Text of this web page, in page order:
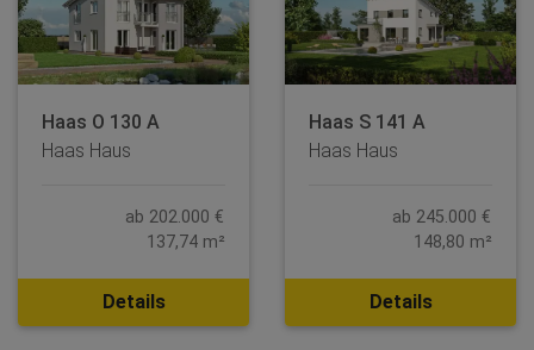
Haas O 130 A
Haas Haus
ab 202.000 €
137,74 m²
Details
Haas S 141 A
Haas Haus
ab 245.000 €
148,80 m²
Details